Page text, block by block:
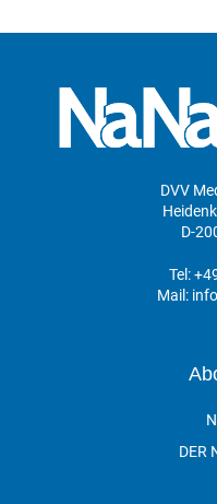
DVV
D-
Tel:
Mail:
DER